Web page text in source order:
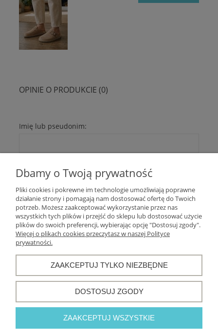
OPINIE O PRODUKCIE (0)
Imię lub pseudonim:
WYŚLIJ
Warunki zakupów
Moje konto
Dbamy o Twoją prywatność
Pliki cookies i pokrewne im technologie umożliwiają poprawne
działanie strony i pomagają nam dostosować ofertę do Twoich
potrzeb. Możesz zaakceptować wykorzystanie przez nas
wszystkich tych plików i przejść do sklepu lub dostosować użycie
plików do swoich preferencji, wybierając opcję "Dostosuj zgody".
Więcej o plikach cookies przeczytasz w naszej Polityce
prywatności.
ZAAKCEPTUJ TYLKO NIEZBĘDNE
DOSTOSUJ ZGODY
ZAAKCEPTUJ WSZYSTKIE